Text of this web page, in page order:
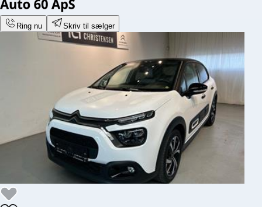
Ring nu Skriv til sælger